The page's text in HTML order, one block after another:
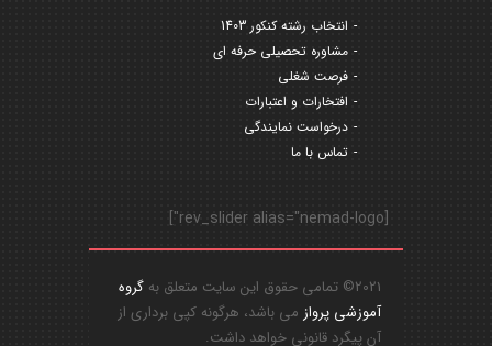
انتخاب رشته کنکور 1403
مشاوره تحصیلی حرفه ای
فرصت شغلی
افتخارات و اعتبارات
درخواست نمایندگی
تماس با ما
[rev_slider alias="nemad-logo"]
2021© تمامی حقوق این سایت متعلق به
گروه
آموزشی پروازمی باشد، هرگونه کپی برداری از
آن پیگرد قانونی خواهد داشت.